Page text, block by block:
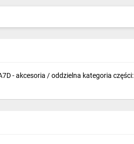
- akcesoria / oddzielna kategoria części: